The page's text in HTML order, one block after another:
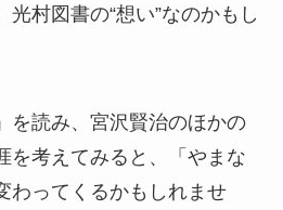
村図書の“想い”なのかもし
を読み、宮沢賢治のほかの
を考えてみると、「やまな
わってくるかもしれませ